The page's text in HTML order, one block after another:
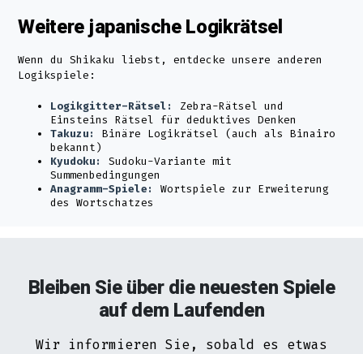
Weitere japanische Logikrätsel
Wenn du Shikaku liebst, entdecke unsere anderen
Logikspiele:
Logikgitter-Rätsel:
Zebra-Rätsel und
Einsteins Rätsel für deduktives Denken
Takuzu:
Binäre Logikrätsel (auch als Binairo
bekannt)
Kyudoku:
Sudoku-Variante mit
Summenbedingungen
Anagramm-Spiele:
Wortspiele zur Erweiterung
des Wortschatzes
Bleiben Sie über die neuesten Spiele
auf dem Laufenden
Wir informieren Sie, sobald es etwas